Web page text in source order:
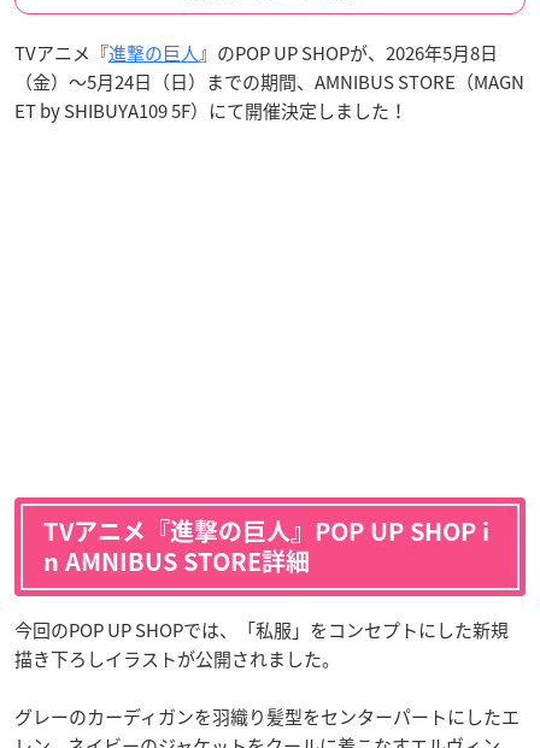
TVアニメ『進撃の巨人』のPOP UP SHOPが、2026年5月8日
（金）〜5月24日（日）までの期間、AMNIBUS STORE（MAGN
ET by SHIBUYA109 5F）にて開催決定しました！
TVアニメ『進撃の巨人』POP UP SHOP i
n AMNIBUS STORE詳細
今回のPOP UP SHOPでは、「私服」をコンセプトにした新規
描き下ろしイラストが公開されました。
グレーのカーディガンを羽織り髪型をセンターパートにしたエ